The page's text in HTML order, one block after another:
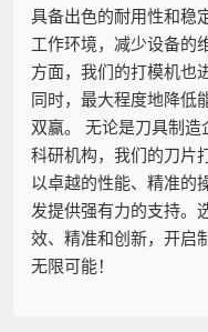
具备出色的耐用性和稳
工作环境，减少设备的
方面，我们的打模机也
同时，最大程度地降低
双赢。 无论是刀具制
科研机构，我们的刀片
以卓越的性能、精准的
发提供强有力的支持。
效、精准和创新，开启
无限可能！